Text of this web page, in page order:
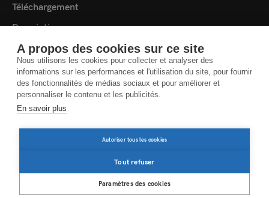
A propos des cookies sur ce site
Nous utilisons les cookies pour collecter et analyser des
informations sur les performances et l'utilisation du site, pour fournir
des fonctionnalités de médias sociaux et pour améliorer et
personnaliser le contenu et les publicités.
En savoir plus
Autoriser tous les cookies
Tout refuser
Paramètres des cookies
Téléchargement
Description
Médiathèque
Contact
Cookie settings
ACCORD DE PROTECTION DES DONNÉES